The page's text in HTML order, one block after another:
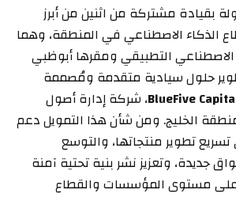
بقيادة مشتركة من اثنين من أبرز
الذكاء الاصطناعي في المنطقة، وهما
التطبيقي ومقرها أبوظبي
حلول سيادية متقدمة ومُصممة
BlueFive، شركة إدارة أصول
الخليج. ومن شأن هذا التمويل دعم
تطوير منتجاتها، والتوسع
جديدة، وتعزيز نشر بنية تحتية آمنة
على مستوى المؤسسات والقطاع